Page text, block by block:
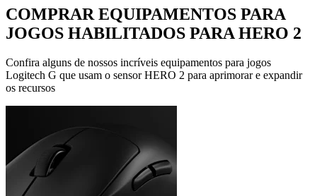
COMPRAR EQUIPAMENTOS PARA
JOGOS HABILITADOS PARA HERO 2
Confira alguns de nossos incríveis equipamentos para jogos
Logitech G que usam o sensor HERO 2 para aprimorar e expandir
os recursos